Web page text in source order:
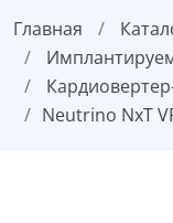
Главная
Neutrino NxT